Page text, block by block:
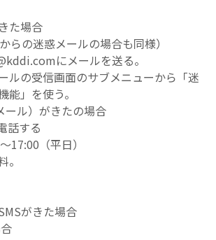
た場合
らの迷惑メールの場合も同様）
にメールを送る。
ルの受信画面のサブメニューから「迷
能」を使う。
ール）がきたの場合
話する
17:00（平日）
。
がきた場合